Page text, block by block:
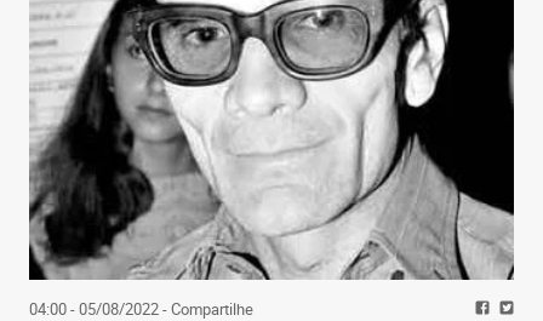
04:00 - 05/08/2022- Compartilhe